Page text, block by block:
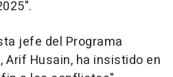
jefe del Programa
Arif Husain, ha insistido en